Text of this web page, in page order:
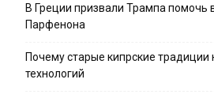
В Греции призвали Трампа помочь
Парфенона
Почему старые кипрские традиции
технологий